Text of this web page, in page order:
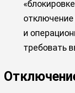
и
требовать